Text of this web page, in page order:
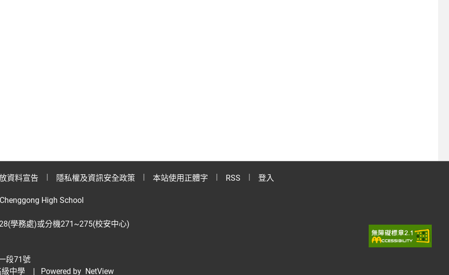
資料宣告 隱私權及資訊安全政策 本站使用正體字 RSS 登入
High School
學務處)或分機271~275(校安中心)
段71號
中學 | Powered by NetView